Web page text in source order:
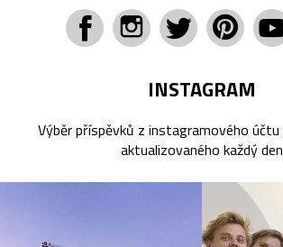
INSTAGRAM
Výběr příspěvků z instagramového účtu
aktualizovaného každý den